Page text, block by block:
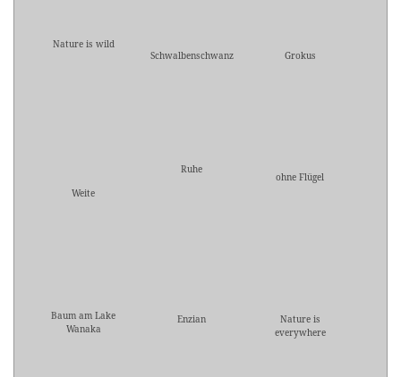
Nature is wild
Schwalbenschwanz
Grokus
Weite
Ruhe
ohne Flügel
Baum am Lake
Wanaka
Enzian
Nature is
everywhere